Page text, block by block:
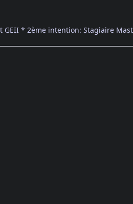
* 2ème intention: Stagiaire